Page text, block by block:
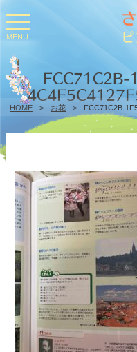
toggle
navigation
MENU
HOME > お花 > FCC71C2B-